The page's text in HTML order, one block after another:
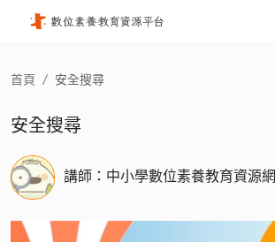
首頁 安全搜尋
安全搜尋
講師：中小學數位素養教育資源網